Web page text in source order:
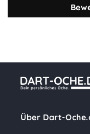
Über Dart-